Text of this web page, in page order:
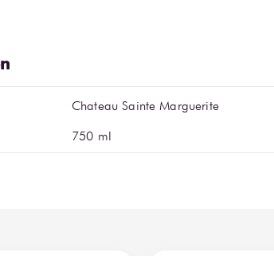
Chateau Sainte Marguerite
750 ml